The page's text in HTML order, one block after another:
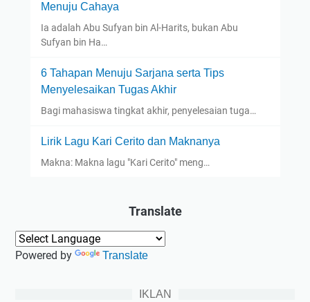
Menuju Cahaya
Ia adalah Abu Sufyan bin Al-Harits, bukan Abu
Sufyan bin Ha…
6 Tahapan Menuju Sarjana serta Tips
Menyelesaikan Tugas Akhir
Bagi mahasiswa tingkat akhir, penyelesaian tuga…
Lirik Lagu Kari Cerito dan Maknanya
Makna: Makna lagu "Kari Cerito" meng…
Translate
Powered by Translate
IKLAN